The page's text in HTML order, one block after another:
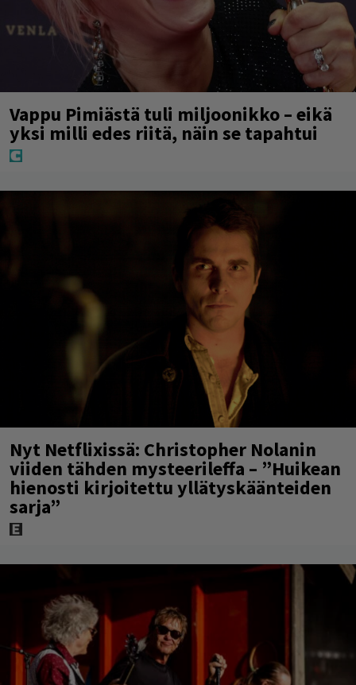
Vappu Pimiästä tuli miljoonikko – eikä
yksi milli edes riitä, näin se tapahtui
Nyt Netflixissä: Christopher Nolanin
viiden tähden mysteerileffa – ”Huikean
hienosti kirjoitettu yllätyskäänteiden
sarja”